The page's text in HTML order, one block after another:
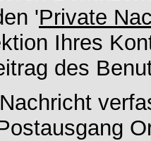
'Private
Ihres
des